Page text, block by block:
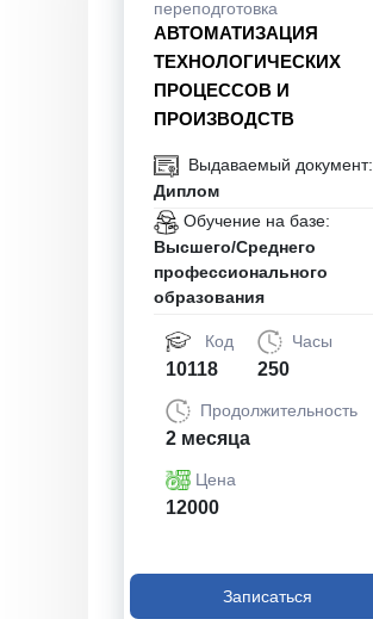
переподготовка
АВТОМАТИЗАЦИЯ
ТЕХНОЛОГИЧЕСКИХ
ПРОЦЕССОВ И
ПРОИЗВОДСТВ
Выдаваемый документ:
Диплом
Обучение на базе:
Высшего/Среднего
профессионального
образования
Код
10118
Часы
250
Продолжительность
2 месяца
Цена
12000
Записаться